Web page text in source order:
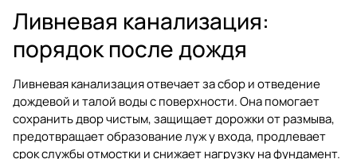
Ливневая канализация:
порядок после дождя
Ливневая канализация отвечает за сбор и отведение
дождевой и талой воды с поверхности. Она помогает
сохранить двор чистым, защищает дорожки от размыва,
предотвращает образование луж у входа, продлевает
срок службы отмостки и снижает нагрузку на фундамент.